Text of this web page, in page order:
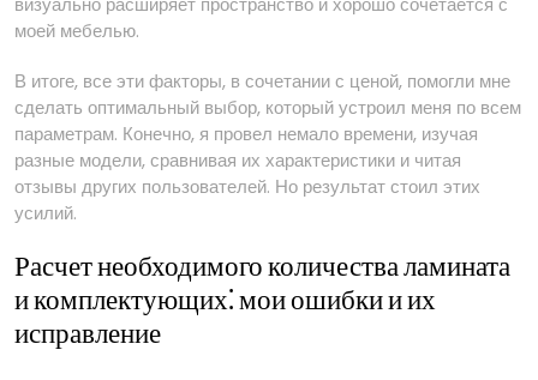
моей мебелью.
В итоге, все эти факторы, в сочетании с ценой, помогли мне
сделать оптимальный выбор, который устроил меня по всем
параметрам. Конечно, я провел немало времени, изучая
разные модели, сравнивая их характеристики и читая
отзывы других пользователей. Но результат стоил этих
усилий.
Расчет необходимого количества ламината
и комплектующих⁚ мои ошибки и их
исправление